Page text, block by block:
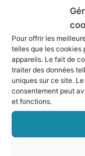
Pour offrir les
telles que les cookies
appareils. Le fait de
traiter des données
uniques sur ce site.
consentement peut
et fonctions.
Les
ouvert à
Les
ouvert à
La succion
signes
bien-
guide
Laissez
votre
Votre